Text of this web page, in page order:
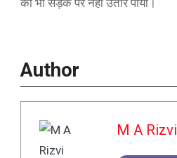
को भी सड़क पर नहीं उतार पाया।
Author
M A Rizvi